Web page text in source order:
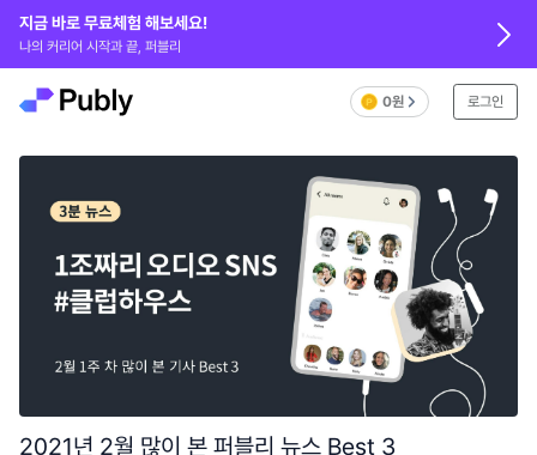
0원 로그인
지금 바로 무료체험 해보세요!
나의 커리어 시작과 끝, 퍼블리
2021년 2월 많이 본 퍼블리 뉴스 Best 3